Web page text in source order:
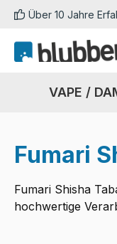
Hauptinhalt
Zur Suche springen
ZurÜber 10 Jahre
VAPE /
Fumari
Fumari Shisha
hochwertige